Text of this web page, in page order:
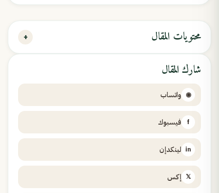
محتويات المقال +
شارك المقال
◉ واتساب
f فيسبوك
in لينكدإن
𝕏 إكس